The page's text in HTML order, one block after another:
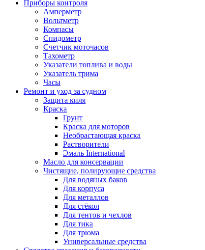
Приборы контроля
Амперметр
Вольтметр
Компасы
Спидометр
Счетчик моточасов
Тахометр
Указатели топлива и воды
Указатель трима
Часы
Ремонт и уход за судном
Защита киля
Краска
Грунт
Краска для моторов
Необрастающая краска
Растворители
Эмаль International
Масло для консервации
Чистящие, полирующие средства
Для водяных баков
Для корпуса
Для металлов
Для стёкол
Для тентов и чехлов
Для тика
Для трюма
Универсальные средства